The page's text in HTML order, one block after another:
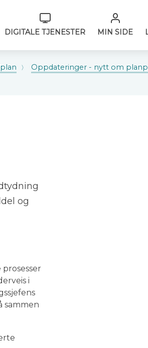
Verktøymeny
DIGITALE TJENESTER MIN SIDE
Oppdateringer - nytt om
og
i
sammen